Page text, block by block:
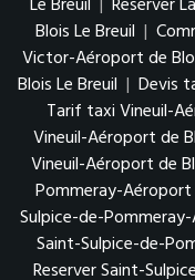
Blois Le Breuil |
Victor-Aéroport de
Blois Le Breuil | Devis
Tarif taxi Vineuil-
Vineuil-Aéroport de
Vineuil-Aéroport de
Pommeray-Aéroport
Sulpice-de-
Saint-Sulpice-de-
Reserver Saint-